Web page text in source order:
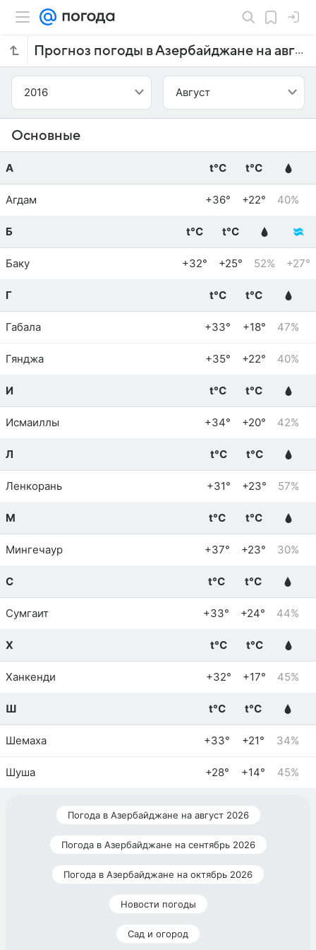
Прогноз погоды в Азербайджане на август 2016 года
2016 Август
Основные
А t°C t°C
Агдам +36° +22° 40%
Б t°C t°C
Баку +32° +25° 52% +27°
Г t°C t°C
Габала +33° +18° 47%
Гянджа +35° +22° 40%
И t°C t°C
Исмаиллы +34° +20° 42%
Л t°C t°C
Ленкорань +31° +23° 57%
М t°C t°C
Мингечаур +37° +23° 30%
С t°C t°C
Сумгаит +33° +24° 44%
Х t°C t°C
Ханкенди +32° +17° 45%
Ш t°C t°C
Шемаха +33° +21° 34%
Шуша +28° +14° 45%
Погода в Азербайджане на август 2026
Погода в Азербайджане на сентябрь 2026
Погода в Азербайджане на октябрь 2026
Новости погоды
Сад и огород